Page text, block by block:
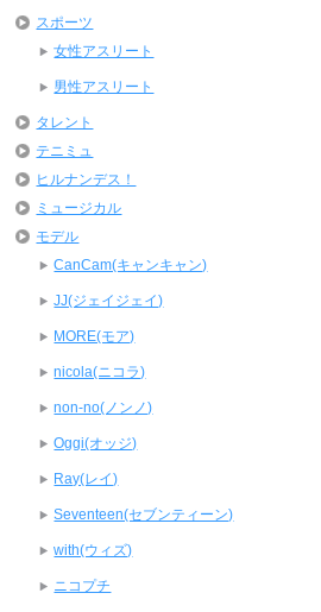
スポーツ
女性アスリート
男性アスリート
タレント
テニミュ
ヒルナンデス！
ミュージカル
モデル
CanCam(キャンキャン)
JJ(ジェイジェイ)
MORE(モア)
nicola(ニコラ)
non-no(ノンノ)
Oggi(オッジ)
Ray(レイ)
Seventeen(セブンティーン)
with(ウィズ)
ニコプチ